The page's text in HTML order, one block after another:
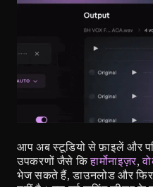
आप अब स्टूडियो से फ़ाइलें और
उपकरणों जैसे कि हार्मोनाइज़र,
भेज सकते हैं, डाउनलोड और